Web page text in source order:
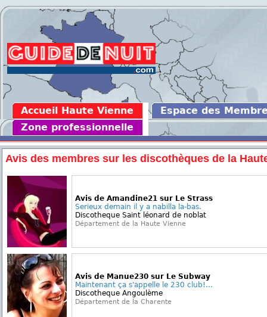
Accueil Haute Vienne
Espace des
Zone professionnelle
Avis des membres sur les discothèques de la
Avis de Amandine21 sur Le Strass
Serieux demain il y a nabilla la-bas.
Discotheque Saint léonard de noblat
Département de la Haute Vienne
Avis de Manue230 sur Le Subway
Maintenant ça s'appelle le 230 club!...
Discotheque Angoulème
Département de la Charente